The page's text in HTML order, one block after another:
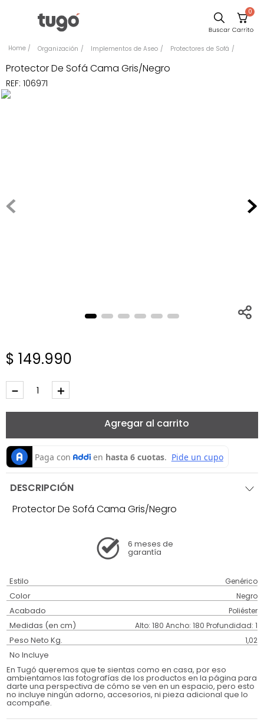
0
Organización Implementos de Aseo Protectores de Sofá
Protector De Sofá Cama Gris/Negro
REF: 106971
$ 149.990
＋
－
Agregar al carrito
DESCRIPCIÓN
Protector De Sofá Cama Gris/Negro
6 meses de
garantía
Estilo Genérico
Color Negro
Acabado Poliéster
Medidas (en cm) Alto: 180 Ancho: 180 Profundidad: 1
Peso Neto Kg. 1,02
No Incluye
En Tugó queremos que te sientas como en casa, por eso
ambientamos las fotografías de los productos en la página para
darte una perspectiva de cómo se ven en un espacio, pero esto
no incluye ningún adorno, accesorios, ni pieza adicional que lo
acompañe.
Sillas
Escritorio